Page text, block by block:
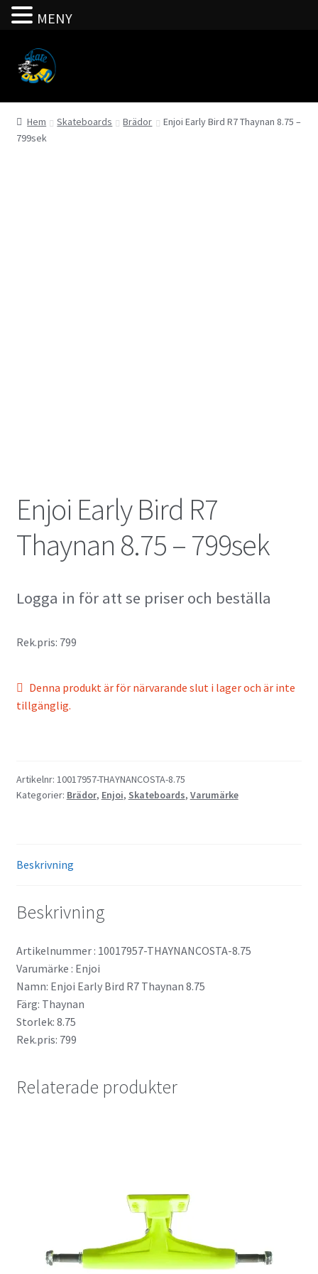
Hoppa
till
Hoppa
till
Hem Skateboards Brädor
Enjoi Early Bird R7 Thaynan 8.75 –
799sek
Enjoi Early Bird R7
Thaynan 8.75 – 799sek
Logga in för att se priser och beställa
Rek.pris: 799
Denna produkt är för närvarande slut i lager och är inte
tillgänglig.
Artikelnr: 10017957-THAYNANCOSTA-8.75
Kategorier: Brädor, Enjoi, Skateboards, Varumärke
Beskrivning
Beskrivning
Artikelnummer : 10017957-THAYNANCOSTA-8.75
Varumärke : Enjoi
Namn: Enjoi Early Bird R7 Thaynan 8.75
Färg: Thaynan
Storlek: 8.75
Rek.pris: 799
Relaterade produkter
MENY